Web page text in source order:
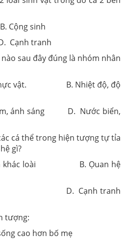
Cộng sinh
tranh
sau đây đúng là nhóm nhân
thực vật. B. Nhiệt độ, độ
ẩm, ánh sáng D. Nước biển,
cá thể trong hiện tượng tự tỉa
gì?
khác loài B. Ọuan hệ
sinh D. Cạnh tranh
tượng:
cao hơn bố mẹ